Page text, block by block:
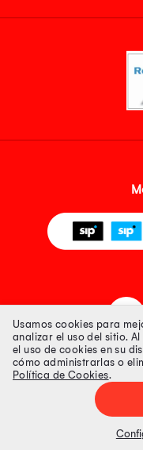
Tiendas Peruanas S.A.
Precios disponibles solo
Usamos cookies para
analizar el uso del sitio. Al
el uso de cookies en su
cómo administrarlas o
Política de Cookies.